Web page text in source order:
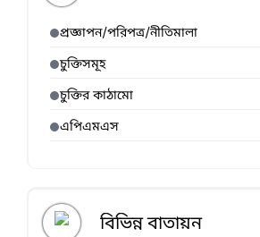
প্রজ্ঞাপন/পরিপত্র/নীতিমালা
চুক্তিসমূহ
চুক্তির কাঠামো
এপিএমএস
বিভিন্ন বাতায়ন